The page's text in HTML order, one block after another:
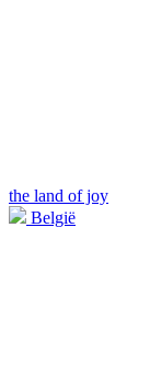
the land of joy
België